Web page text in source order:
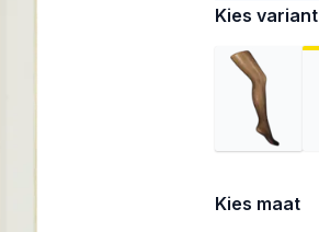
Kies variant
Kies maat